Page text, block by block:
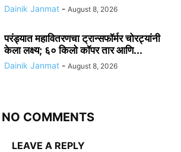
Dainik Janmat - August 8, 2026
परंड्यात महावितरणचा ट्रान्सफॉर्मर चोरट्यांनी
केला लक्ष्य; ६० किलो कॉपर तार आणि...
Dainik Janmat - August 8, 2026
NO COMMENTS
LEAVE A REPLY